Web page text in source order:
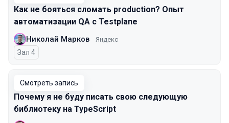
Как не бояться сломать production? Опыт
автоматизации QA с Testplane
Николай Марков Яндекс
Зал 4
Смотреть запись
Почему я не буду писать свою следующую
библиотеку на TypeScript